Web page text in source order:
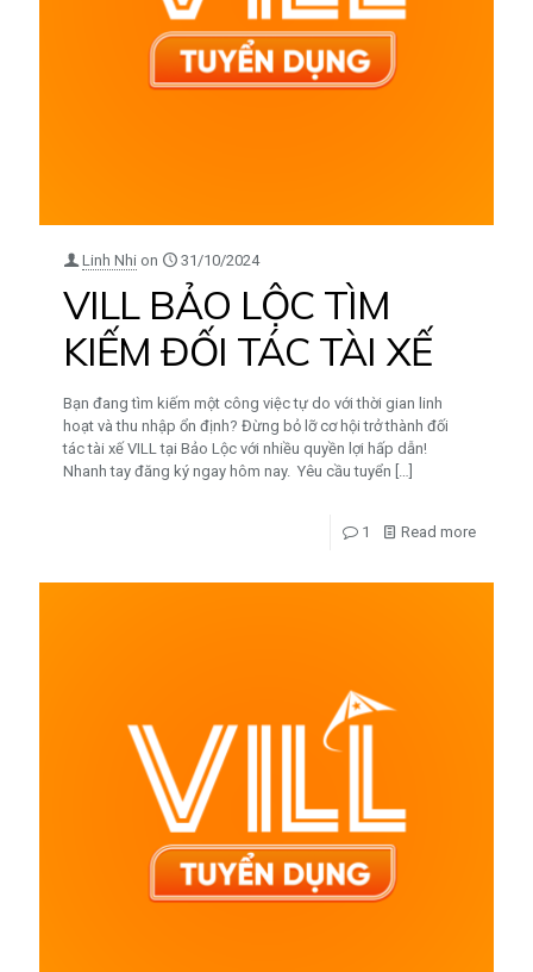
Linh Nhi on 31/10/2024
VILL BẢO LỘC TÌM
KIẾM ĐỐI TÁC TÀI XẾ
Bạn đang tìm kiếm một công việc tự do với thời gian linh
hoạt và thu nhập ổn định? Đừng bỏ lỡ cơ hội trở thành đối
tác tài xế VILL tại Bảo Lộc với nhiều quyền lợi hấp dẫn!
Nhanh tay đăng ký ngay hôm nay. Yêu cầu tuyển
1 Read more